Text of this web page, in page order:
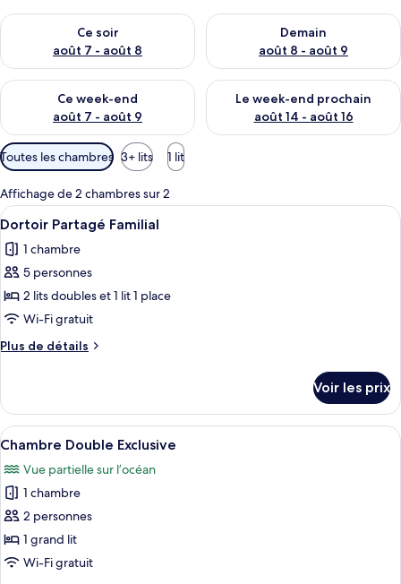
Ce soir
août 7 - août 8
Vérifier la disponibilité pour ce soir août 7 - août 8
Demain
août 8 - août 9
Vérifier la disponibilité pour
Ce week-end
août 7 - août 9
Vérifier la disponibilité pour ce week-end août 7 - août 9
Le week-end prochain
août 14 - août 16
Vérifier la disponibilité pour
Filtres
disponibles
pour
les
chambres
Toutes les chambres 3+ lits 1 lit
Affichage de 2 chambres sur 2
Afficher
toutes
les
photos
pour
ce
type
de
Dortoir
Partagé
Familial
Une pièce spacieuse avec des
3
Dortoir Partagé Familial
1 chambre
5 personnes
2 lits doubles et 1 lit 1 place
Wi-Fi gratuit
Plus de détails
Plus
le
type
de
Dortoir
Partagé
Familial
Voir les prix
Afficher
toutes
les
photos
pour
ce
type
Un lit bien fait, avec une literie
2
Chambre Double Exclusive
Vue partielle sur l’océan
1 chambre
2 personnes
1 grand lit
Wi-Fi gratuit